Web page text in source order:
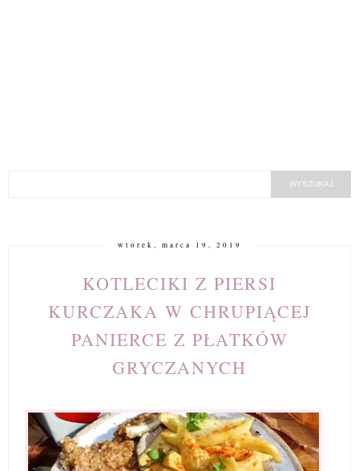
wtorek, marca 19, 2019
KOTLECIKI Z PIERSI
KURCZAKA W CHRUPIĄCEJ
PANIERCE Z PŁATKÓW
GRYCZANYCH